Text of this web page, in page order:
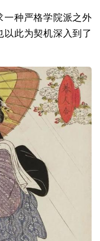
一种严格学院派之外
此为契机深入到了